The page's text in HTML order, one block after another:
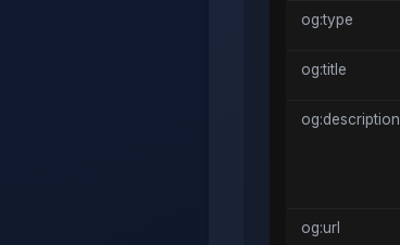
og:type
og:title
og:description
og:url